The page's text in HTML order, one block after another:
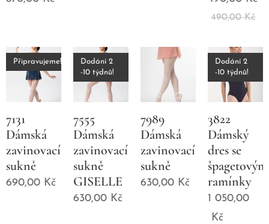
490,00Kč
7131
Dámská
zavinovací
sukně
Připravujeme!
690,00 Kč
7555
Dámská
zavinovací
sukně
GISELLE
Dodání 2
-10 týdnů!
630,00 Kč
7989
Dámská
zavinovací
sukně
630,00 Kč
3822
Dámský
dres se
ramínky
Dodání 2
-10 týdnů!
1 050,00
Kč